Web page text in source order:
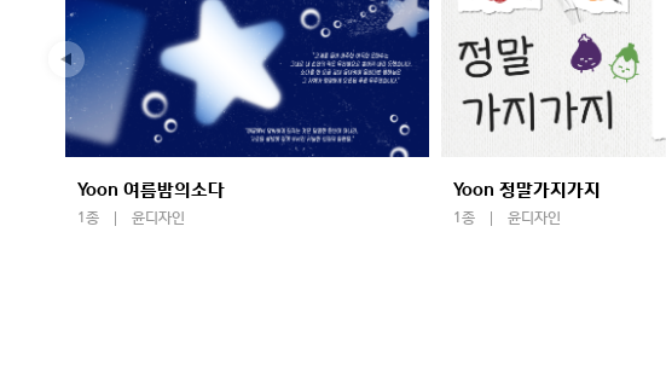
Yoon 여름밤의소다
1종 윤디자인
Yoon 정말가지가지
1종 윤디자인